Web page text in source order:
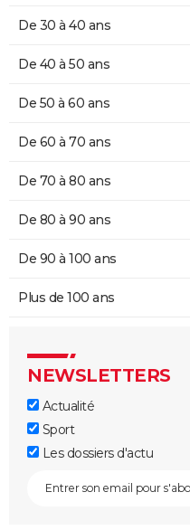
De 30 à 40 ans
De 40 à 50 ans
De 50 à 60 ans
De 60 à 70 ans
De 70 à 80 ans
De 80 à 90 ans
De 90 à 100 ans
Plus de 100 ans
NEWSLETTERS
Actualité
Sport
Les dossiers d'actu